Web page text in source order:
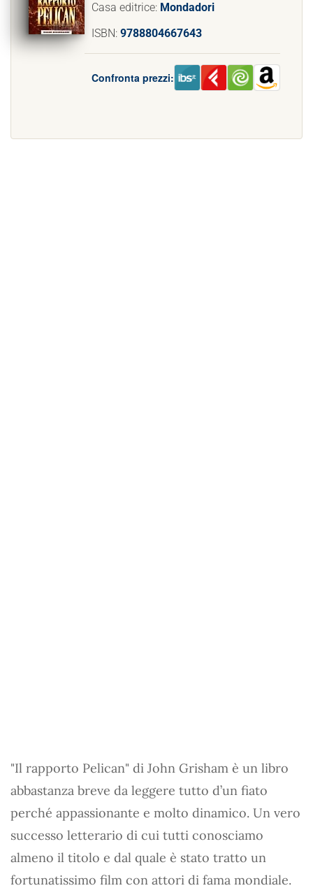
Casa editrice: Mondadori
ISBN: 9788804667643
Confronta prezzi:
"Il rapporto Pelican" di John Grisham è un libro
abbastanza breve da leggere tutto d’un fiato
perché appassionante e molto dinamico. Un vero
successo letterario di cui tutti conosciamo
almeno il titolo e dal quale è stato tratto un
fortunatissimo film con attori di fama mondiale.